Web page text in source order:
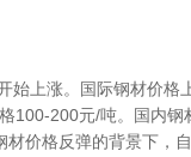
上涨。国际钢材价
100-200元/吨。国内
价格反弹的背景下，